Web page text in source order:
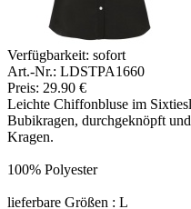
Verfügbarkeit: sofort
Art.-Nr.: LDSTPA1660
Preis: 29.90 €
Leichte Chiffonbluse im
Bubikragen, durchgeknöpft
Kragen.
100% Polyester
lieferbare Größen : L